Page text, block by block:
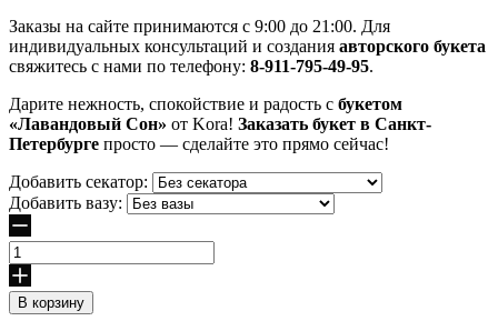
Заказы на сайте принимаются с 9:00 до 21:00. Для
индивидуальных консультаций и создания авторского букета
свяжитесь с нами по телефону: 8-911-795-49-95.
Дарите нежность, спокойствие и радость с букетом
«Лавандовый Сон» от Kora! Заказать букет в Санкт-
Петербурге просто — сделайте это прямо сейчас!
Добавить секатор:
Добавить вазу:
Количество
товара
Лавандовый
сонВ корзину